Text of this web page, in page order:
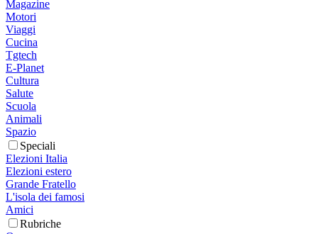
Magazine
Motori
Viaggi
Cucina
Tgtech
E-Planet
Cultura
Salute
Scuola
Animali
Spazio
Speciali
Elezioni Italia
Elezioni estero
Grande Fratello
L'isola dei famosi
Amici
Rubriche